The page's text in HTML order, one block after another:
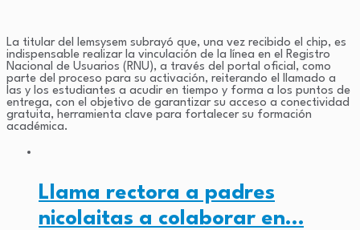
La titular del Iemsysem subrayó que, una vez recibido el chip, es
indispensable realizar la vinculación de la línea en el Registro
Nacional de Usuarios (RNU), a través del portal oficial, como
parte del proceso para su activación, reiterando el llamado a
las y los estudiantes a acudir en tiempo y forma a los puntos de
entrega, con el objetivo de garantizar su acceso a conectividad
gratuita, herramienta clave para fortalecer su formación
académica.
Llama rectora a padres
nicolaitas a colaborar en…